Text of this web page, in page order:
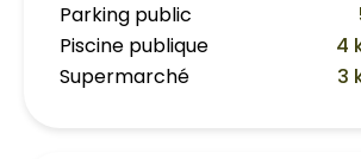
Parking public
Piscine publique
4
Supermarché
3